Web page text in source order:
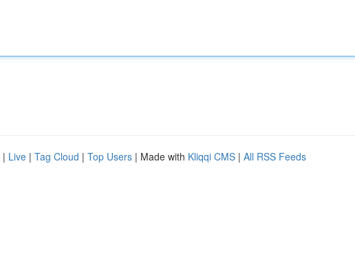
| Live | Tag Cloud | Top Users | Made with Kliqqi CMS | All RSS Feeds